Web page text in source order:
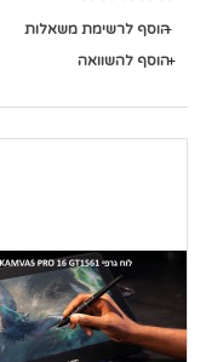
הוסף לרשימת משאלות
הוסף להשוואה